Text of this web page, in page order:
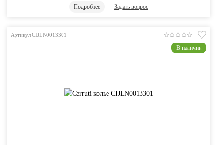
Подробнее Задать вопрос
Артикул CIJLN0013301
В наличии